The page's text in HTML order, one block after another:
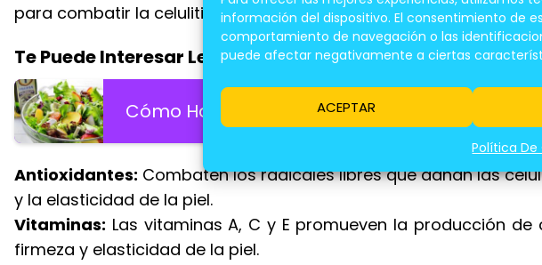
información del dispositivo. El consentimiento de
comportamiento de navegación o las
puede afectar negativamente a ciertas
ACEPTAR
Política De
para combatir la celulitis.
Te Puede Interesar Leer:
Cómo Hacer Vinagretas y Aderezos Con Frutas
Antioxidantes: Combaten los radicales libres que dañan las
y la elasticidad de la piel.
Vitaminas: Las vitaminas A, C y E promueven la producción
firmeza y elasticidad de la piel.